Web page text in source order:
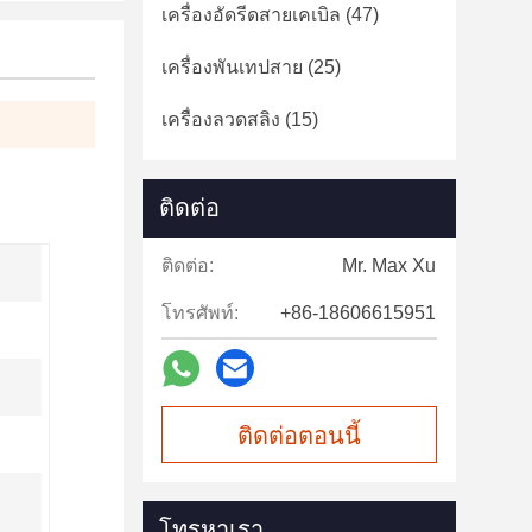
เครื่องอัดรีดสายเคเบิล (47)
เครื่องพันเทปสาย (25)
เครื่องลวดสลิง (15)
ติดต่อ
ติดต่อ: Mr. Max Xu
โทรศัพท์: +86-18606615951
ติดต่อตอนนี้